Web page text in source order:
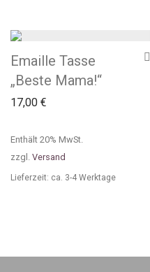
Emaille Tasse
„Beste Mama!“
17,00 €
Enthält 20% MwSt.
zzgl. Versand
Lieferzeit: ca. 3-4 Werktage